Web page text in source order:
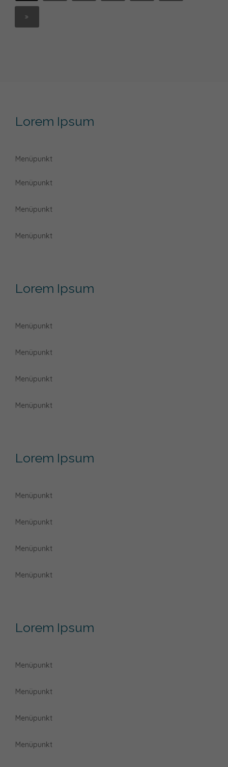
Lorem Ipsum
Menüpunkt
Menüpunkt
Menüpunkt
Menüpunkt
Lorem Ipsum
Menüpunkt
Menüpunkt
Menüpunkt
Menüpunkt
Lorem Ipsum
Menüpunkt
Menüpunkt
Menüpunkt
Menüpunkt
Lorem Ipsum
Menüpunkt
Menüpunkt
Menüpunkt
Menüpunkt